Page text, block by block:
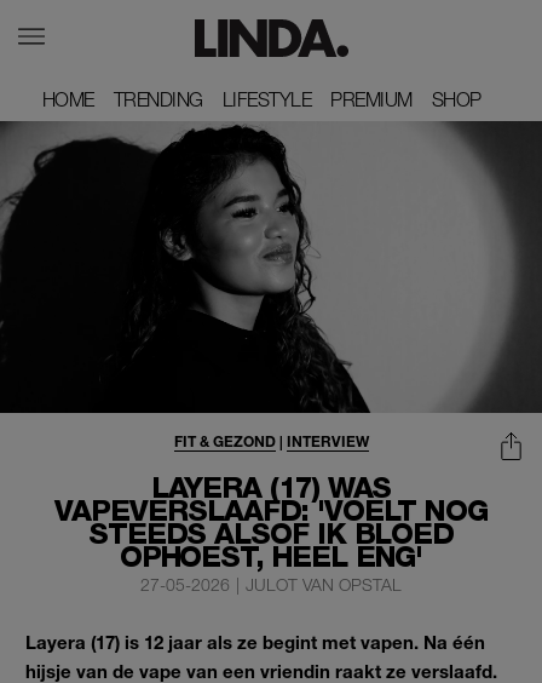
HOME
HOME TRENDING
TRENDING LIFESTYLE
LIFESTYLE PREMIUM
PREMIUM SHOP
SHOP
LAYERA (17) WAS
VAPEVERSLAAFD: 'VOELT NOG
STEEDS ALSOF IK BLOED
OPHOEST, HEEL ENG'
FIT & GEZOND| INTERVIEW
27-05-2026 | JULOT VAN OPSTAL
Layera (17) is 12 jaar als ze begint met vapen. Na één
hijsje van de vape van een vriendin raakt ze verslaafd.